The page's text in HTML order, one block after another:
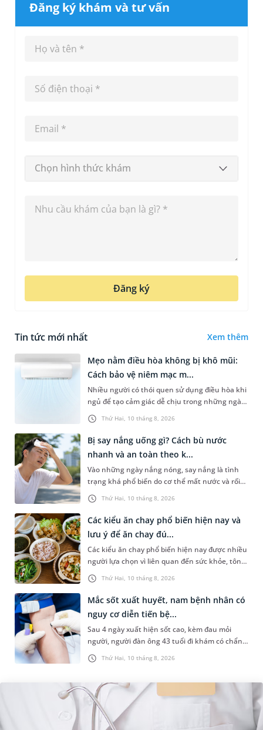
Đăng ký khám và tư vấn
Chọn hình thức khám
Đăng ký
Tin tức mới nhất Xem thêm
Thứ Hai, 10 tháng 8, 2026
Mẹo nằm điều hòa không bị khô mũi:
Cách bảo vệ niêm mạc m...
Nhiều người có thói quen sử dụng điều hòa khi
ngủ để tạo cảm giác dễ chịu trong những ngày
nóng bức. Tuy nhiên, không ít trường hợp lại
gặp tình trạng khô mũ...
Thứ Hai, 10 tháng 8, 2026
Bị say nắng uống gì? Cách bù nước
nhanh và an toàn theo k...
Vào những ngày nắng nóng, say nắng là tình
trạng khá phổ biến do cơ thể mất nước và rối
loạn điều hòa thân nhiệt, thường gặp ở người
hoạt động ngoài trời. Nh...
Thứ Hai, 10 tháng 8, 2026
Các kiểu ăn chay phổ biến hiện nay và
lưu ý để ăn chay đú...
Các kiểu ăn chay phổ biến hiện nay được nhiều
người lựa chọn vì liên quan đến sức khỏe, tôn
giáo hoặc lối sống lành mạnh. Tuy nhiên,
không phải ai cũng hiểu...
Thứ Hai, 10 tháng 8, 2026
Mắc sốt xuất huyết, nam bệnh nhân có
nguy cơ diễn tiến bệ...
Sau 4 ngày xuất hiện sốt cao, kèm đau mỏi
người, người đàn ông 43 tuổi đi khám có chẩn
đoán sốt xuất huyết Dengue và phải nhập viện
điều trị ngay để tránh bi...